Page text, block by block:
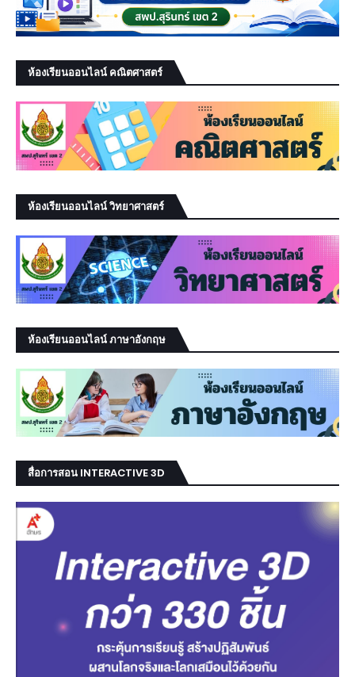
ห้องเรียนออนไลน์ คณิตศาสตร์
ห้องเรียนออนไลน์ วิทยาศาสตร์
ห้องเรียนออนไลน์ ภาษาอังกฤษ
สื่อการสอน INTERACTIVE 3D